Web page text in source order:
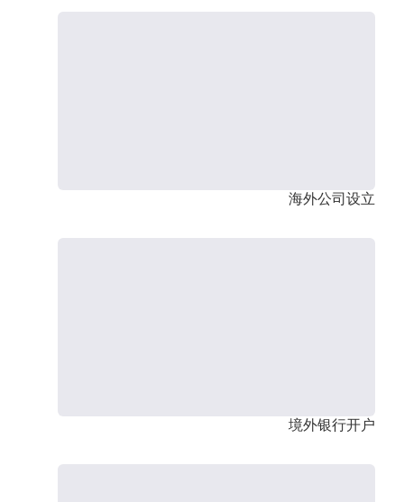
海外公司设立
境外银行开户